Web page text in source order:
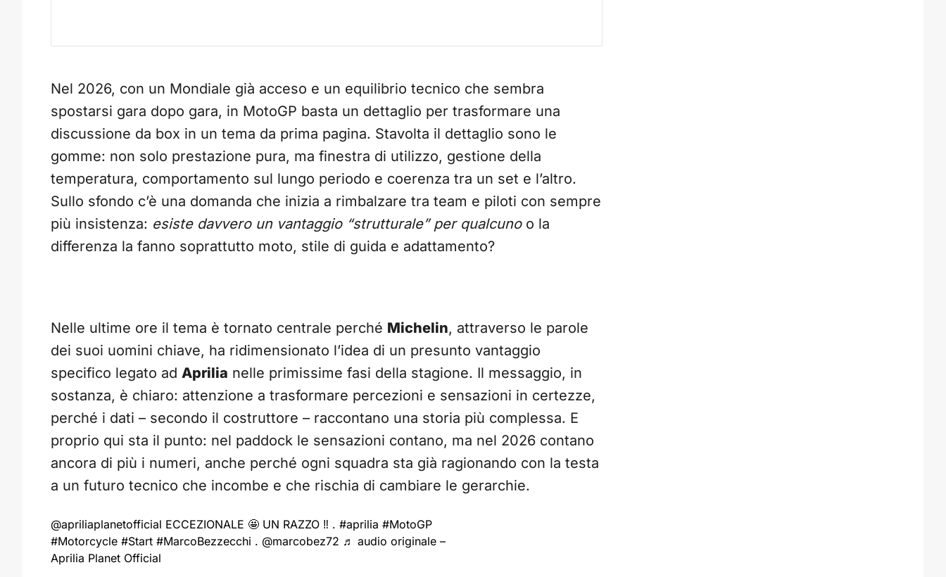
Nel 2026, con un Mondiale già acceso e un equilibrio tecnico che sembra
spostarsi gara dopo gara, in MotoGP basta un dettaglio per trasformare una
discussione da box in un tema da prima pagina. Stavolta il dettaglio sono le
gomme: non solo prestazione pura, ma finestra di utilizzo, gestione della
temperatura, comportamento sul lungo periodo e coerenza tra un set e l’altro.
Sullo sfondo c’è una domanda che inizia a rimbalzare tra team e piloti con sempre
più insistenza: esiste davvero un vantaggio “strutturale” per qualcunoo la
differenza la fanno soprattutto moto, stile di guida e adattamento?
Nelle ultime ore il tema è tornato centrale perché Michelin, attraverso le parole
dei suoi uomini chiave, ha ridimensionato l’idea di un presunto vantaggio
specifico legato ad Aprilia nelle primissime fasi della stagione. Il messaggio, in
sostanza, è chiaro: attenzione a trasformare percezioni e sensazioni in certezze,
perché i dati – secondo il costruttore – raccontano una storia più complessa. E
proprio qui sta il punto: nel paddock le sensazioni contano, ma nel 2026 contano
ancora di più i numeri, anche perché ogni squadra sta già ragionando con la testa
a un futuro tecnico che incombe e che rischia di cambiare le gerarchie.
@apriliaplanetofficial ECCEZIONALE 🤩 UN RAZZO ‼️ . #aprilia #MotoGP
#Motorcycle #Start #MarcoBezzecchi . @marcobez72 ♬ audio originale –
Aprilia Planet Official